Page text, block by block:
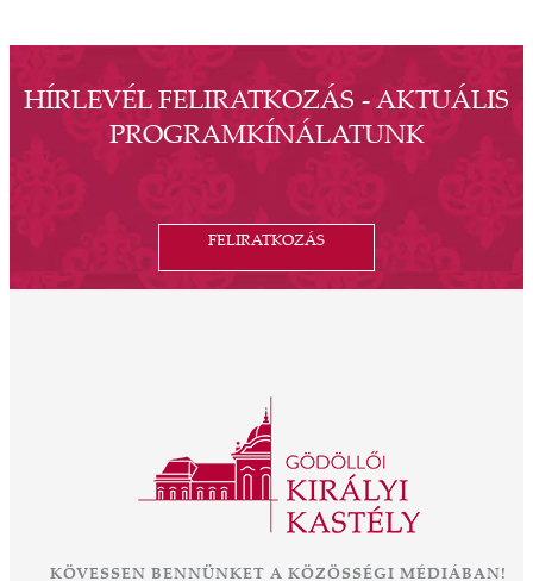
HÍRLEVÉL FELIRATKOZÁS - AKTUÁLIS
PROGRAMKÍNÁLATUNK
FELIRATKOZÁS
KÖVESSEN BENNÜNKET A KÖZÖSSÉGI MÉDIÁBAN!